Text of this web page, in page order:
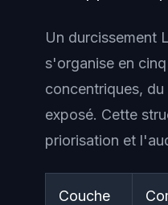
Un durcissement
s'organise en
concentriques,
exposé. Cette
priorisation et
Couche